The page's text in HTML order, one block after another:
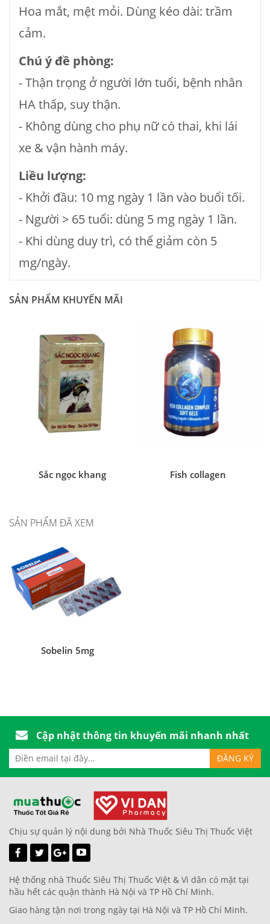
Hoa mắt, mệt mỏi. Dùng kéo dài: trầm
cảm.
Chú ý đề phòng:
- Thận trọng ở người lớn tuổi, bệnh nhân
HA thấp, suy thận.
- Không dùng cho phụ nữ có thai, khi lái
xe & vận hành máy.
Liều lượng:
- Khởi đầu: 10 mg ngày 1 lần vào buổi tối.
- Người > 65 tuổi: dùng 5 mg ngày 1 lần.
- Khi dùng duy trì, có thể giảm còn 5
mg/ngày.
SẢN PHẨM KHUYẾN MÃI
Sắc ngọc khang Fish collagen
SẢN PHẨM ĐÃ XEM
Sobelin 5mg
Cập nhật thông tin khuyến mãi nhanh nhất
Chịu sự quản lý nội dung bởi Nhà Thuốc Siêu Thị Thuốc Việt
Hệ thống nhà Thuốc Siêu Thị Thuốc Việt & Vì dân có mặt tại
hầu hết các quận thành Hà Nội và TP Hồ Chí Minh.
Giao hàng tận nơi trong ngày tại Hà Nội và TP Hồ Chí Minh.